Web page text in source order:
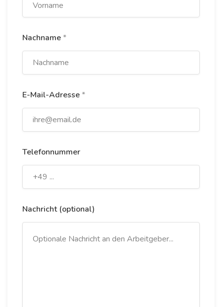
Nachname*
E-Mail-Adresse*
Telefonnummer
Nachricht (optional)